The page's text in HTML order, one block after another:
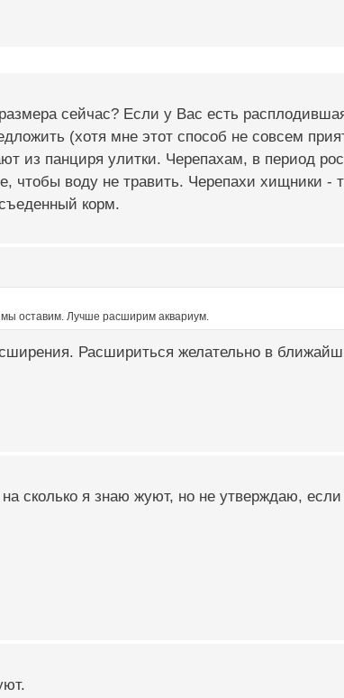
сейчас? Если у Вас есть
(хотя мне этот способ не совсем
из панциря улитки. Черепахам, в период
чтобы воду не травить. Черепахи хищники -
корм.
оставим. Лучше расширим аквариум.
Расшириться желательно в
сколько я знаю жуют, но не утверждаю, если